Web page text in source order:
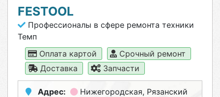
FESTOOL
Профессионалы в сфере ремонта техники
Темп
Оплата картой
Срочный ремонт
Доставка
Запчасти
Адрес: Нижегородская, Рязанский